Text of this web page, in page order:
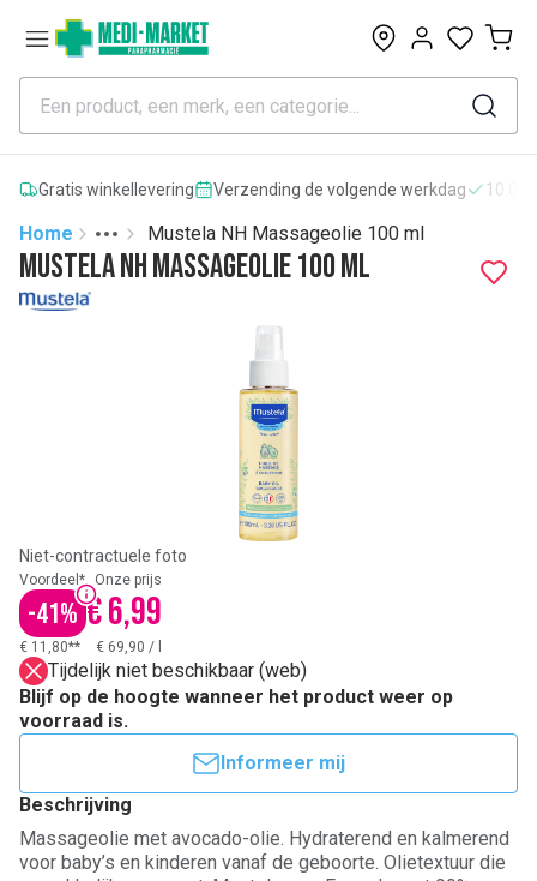
0
Gratis winkellevering Verzending de volgende werkdag
Home
More
Toggle menu
Mustela NH Massageolie 100 ml
Mustela NH Massageolie 100 ml
Niet-contractuele foto
Voordeel*
-41%
Onze prijs
€ 6,99
€ 11,80** € 69,90 /
Tijdelijk niet beschikbaar (web)
Blijf op de hoogte wanneer het product weer op
voorraad is.
Informeer mij
Beschrijving
Massageolie met avocado-olie. Hydraterend en kalmerend
voor baby’s en kinderen vanaf de geboorte. Olietextuur die